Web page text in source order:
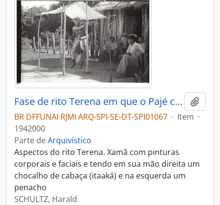
Fase de rito Terena em que o Pajé canta e invoca os espíritos
BR DFFUNAI RJMI ARQ-SPI-SE-DT-SPI01067 · Item ·
1942000
Parte deArquivístico
Aspectos do rito Terena. Xamã com pinturas
corporais e faciais e tendo em sua mão direita um
chocalho de cabaça (itaaká) e na esquerda um
penacho
SCHULTZ, Harald